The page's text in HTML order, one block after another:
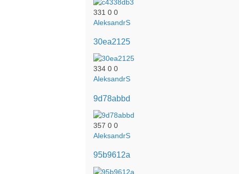
331 0 0
AleksandrS
30ea2125
334 0 0
AleksandrS
9d78abbd
357 0 0
AleksandrS
95b9612a